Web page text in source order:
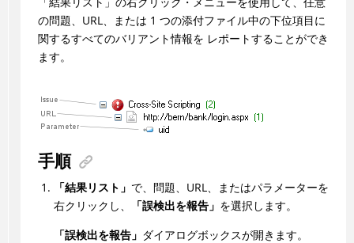
の問題、URL、または 1 つの添付ファイル中の下位項目に
関するすべてのバリアント情報を レポートすることができ
ます。
手順
「結果リスト」 で、問題、URL、またはパラメーターを
右クリックし、
「誤検出を報告」 を選択します。
「誤検出を報告」 ダイアログボックスが開きます。